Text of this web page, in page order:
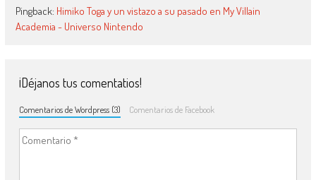
Pingback: Himiko Toga y un vistazo a su pasado en My Villain
Academia - Universo Nintendo
¡Déjanos tus comentatios!
Comentarios de Wordpress (3) Comentarios de Facebook